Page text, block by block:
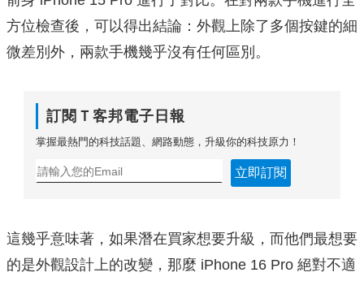
方位檢查後，可以得出結論：外觀上除了多個按鍵的細
微差別外，兩款手機幾乎沒有任何區別。
訂閱Ｔ客邦電子日報
掌握最熱門的科技話題、網路動態，升級你的科技原力！
立即訂閱
這幾乎意味著，如果潛在買家想要升級，而他們最想要
的是外觀設計上的改變，那麼 iPhone 16 Pro 絕對不適